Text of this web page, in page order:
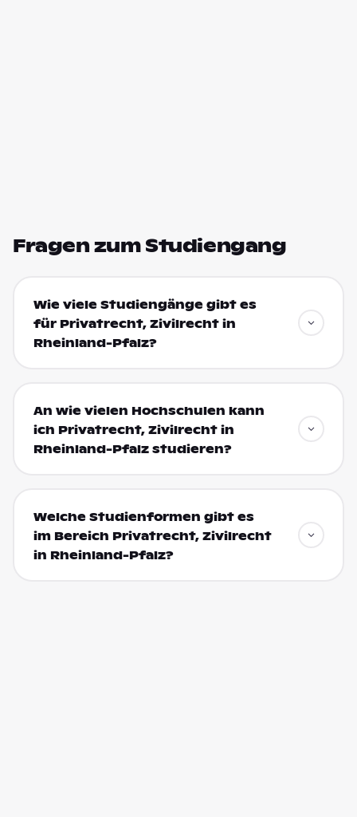
Fragen zum Studiengang
Wie viele Studiengänge gibt es
für Privatrecht, Zivilrecht in
Rheinland-Pfalz?
An wie vielen Hochschulen kann
ich Privatrecht, Zivilrecht in
Rheinland-Pfalz studieren?
Welche Studienformen gibt es
im Bereich Privatrecht, Zivilrecht
in Rheinland-Pfalz?